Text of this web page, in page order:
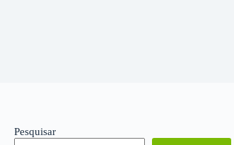
Pesquisar